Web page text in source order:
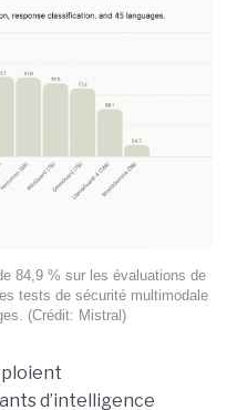
84,9 % sur les évaluations de
tests de sécurité multimodale
(Crédit: Mistral)
d’intelligence